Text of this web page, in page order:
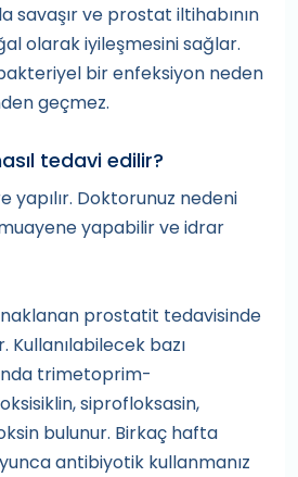
savaşır ve prostat iltihabının
olarak iyileşmesini sağlar.
bir enfeksiyon neden
geçmez.
tedavi edilir?
yapılır. Doktorunuz nedeni
yapabilir ve idrar
prostatit tedavisinde
Kullanılabilecek bazı
trimetoprim-
siprofloksasin,
bulunur. Birkaç hafta
antibiyotik kullanmanız